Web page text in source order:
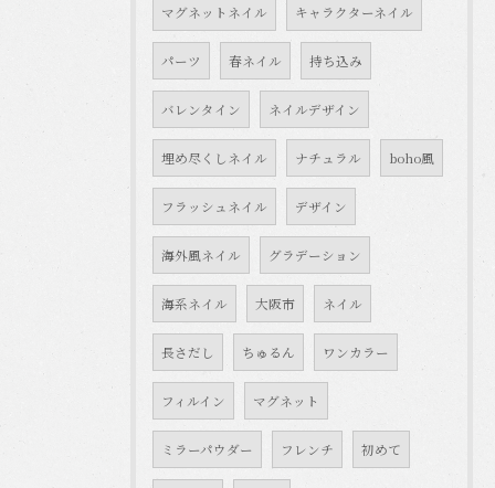
マグネットネイル キャラクターネイル
パーツ 春ネイル 持ち込み
バレンタイン ネイルデザイン
埋め尽くしネイル ナチュラル boho風
フラッシュネイル デザイン
海外風ネイル グラデーション
海系ネイル 大阪市 ネイル
長さだし ちゅるん ワンカラー
フィルイン マグネット
ミラーパウダー フレンチ 初めて